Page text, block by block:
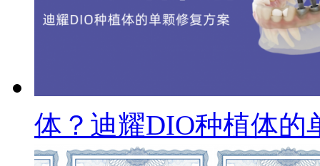
体？迪耀DIO种植体的